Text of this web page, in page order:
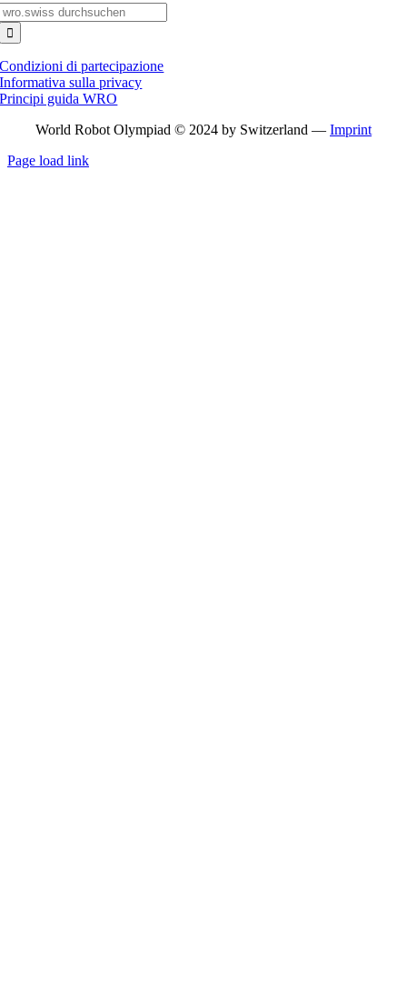
Condizioni di partecipazione
Informativa sulla privacy
Principi guida WRO
World Robot Olympiad © 2024 by Switzerland — Imprint
Page load link